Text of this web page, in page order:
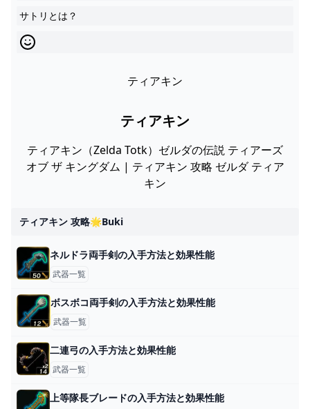
サトリとは？
ティアキン
ティアキン
ティアキン（Zelda Totk）ゼルダの伝説 ティアーズ
オブ ザ キングダム | ティアキン 攻略 ゼルダ ティア
キン
ティアキン 攻略🌟buki
ネルドラ両手剣の入手方法と効果性能
武器一覧
ボスボコ両手剣の入手方法と効果性能
武器一覧
二連弓の入手方法と効果性能
武器一覧
上等隊長ブレードの入手方法と効果性能